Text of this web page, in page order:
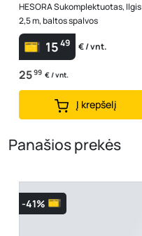
HESORA Sukomplektuotas, Ilgis
2,5 m, baltos spalvos
1549 € / vnt.
2599 € / vnt.
Į krepšelį
Panašios prekės
-41%